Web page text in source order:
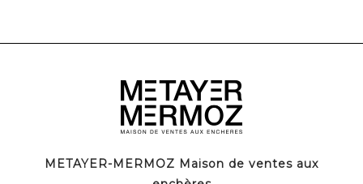
METAYER-MERMOZ Maison de ventes aux